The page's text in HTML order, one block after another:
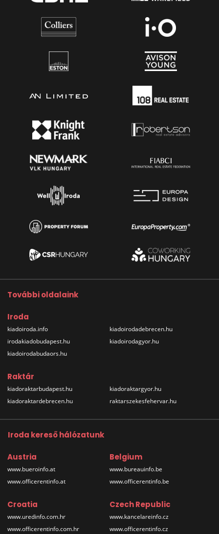
További oldalaink
Iroda
kiadoiroda.info
irodakiadobudapest.hu
kiadoirodabudaors.hu
kiadoirodadebrecen.hu
kiadoirodagyor.hu
Raktár
kiadoraktarbudapest.hu
kiadoraktardebrecen.hu
kiadoraktargyor.hu
raktarszekesfehervar.hu
Iroda kereső hálózatunk
Austria
www.bueroinfo.at
www.officerentinfo.at
Belgium
www.bureauinfo.be
www.officerentinfo.be
Croatia
www.uredinfo.com.hr
www.officerentinfo.com.hr
Czech Republic
www.kancelareinfo.cz
www.officerentinfo.cz